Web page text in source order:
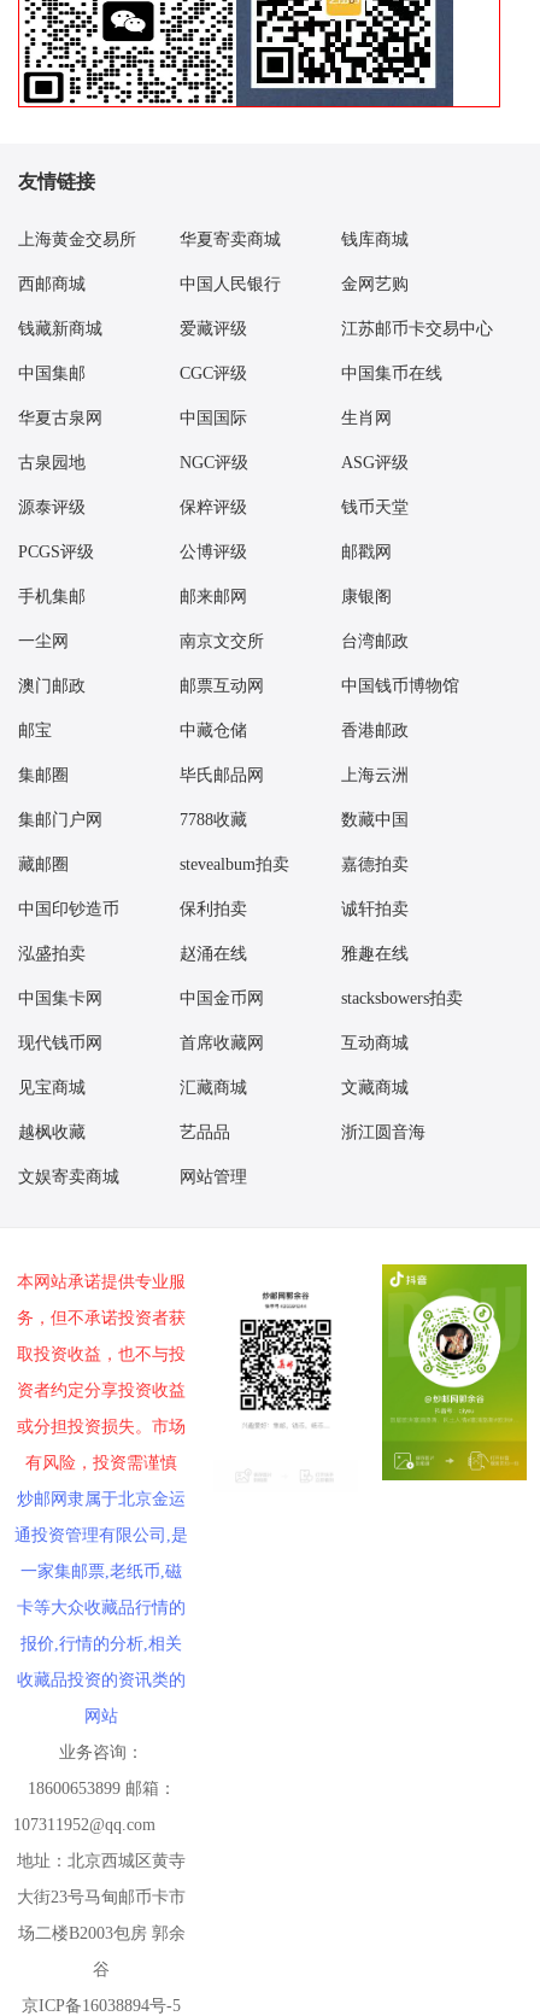
13：07 封神演义二小型张好品40.00元成交100张
13：07 1980年贰圆 绿钻王（互动金标）46.00元成交5
13：09 1980年贰角 金丝背绿（互动金标）1000.00元成交1
13：11 封神演义二小型张好品40.00元成交100张
13：17 大龙小型张（中邮评级黑标）好品550.00元成交1套
13：19 1980年贰角 中银宝点 （互动金标）757.99元成交1
13：23 1972年伍角 五福临门（互动金标）546.00元成交2
13：28 1980年贰角 中银宝点 （互动金标）768.00元成交1
13：35 封神演义二小型张好品38.00元成交40张
13：38 封神演义二小型张39.40元成交5
13：38 莫干山小版好品9.00元成交9版
13：42 中国梦三小全张（互动金标）好品7550.00元成交3刀
13：49 2024年份票（张票个性）好品170.00元成交8套
14：00 2024年总公司预定册好品188.00元成交2套
14：00 1962年壹角 红宝石（互动金标）1228.00元成交1
14：02 四轮猴小本票好品6.85元成交100本
14：04 1962年壹角 渡背水印（互动金标）255.00元成交2
14：04 1980年贰角 金丝背绿（互动金标）1000.00元成交1
14：09 1980年贰角 金丝背绿（互动金标）1000.00元成交3
14：11 1965年拾圆 牡丹红（互动金标）1002.20元成交1
14：11 1953年伍角深墨版深水坝（互动金标）996.00元成交1
14：12 1962年贰角 至尊祥云（互动金标）250.20元成交2
14：14 1962年大桥贰角 长江孤影（互动金标）1064.00元成交1
14：14 1972年伍角 钛白星辉（互动金标）612.00元成交1
14：14 杨家埠小全张原封1.80元成交100张
14：14 1972年伍角 钛白星辉（互动金标）615.00元成交1
14：15 1962年壹角下乡玄玉丹青（互动金标）569.00元成交1
14：15 洛阳世界邮展套票好品1.10元成交145套
14：15 1962年壹角下乡玄玉丹青（互动金标）570.00元成交3
14：17 1972年伍角 五福临门（互动金标）478.00元成交1
14：20 1962年壹角下乡 满堂红（互动金标）4240.00元成交1
14：39 捣练图小型张好品4.60元成交523张
14：40 封神演义二小型张好品39.80元成交200张
14：40 封神演义二小型张好品39.50元成交100张
14：41 封神演义二小型张好品39.90元成交100张
14：41 封神演义二小型张好品39.80元成交100张
14：44 2025年总公司预定册好品88.00元成交40本
14：46 1962年壹角下乡 满堂红（互动金标）4230.00元成交1
14：47 1962年壹角 红宝石（互动金标）1320.00元成交1
14：47 1980年贰角 金丝背绿（互动金标）1000.00元成交1
友情链接
上海黄金交易所 华夏寄卖商城 钱库商城
西邮商城 中国人民银行 金网艺购
钱藏新商城 爱藏评级 江苏邮币卡交易中心
中国集邮 CGC评级 中国集币在线
华夏古泉网 中国国际 生肖网
古泉园地 NGC评级 ASG评级
源泰评级 保粹评级 钱币天堂
PCGS评级 公博评级 邮戳网
手机集邮 邮来邮网 康银阁
一尘网 南京文交所 台湾邮政
澳门邮政 邮票互动网 中国钱币博物馆
邮宝 中藏仓储 香港邮政
集邮圈 毕氏邮品网 上海云洲
集邮门户网 7788收藏 数藏中国
藏邮圈 stevealbum拍卖 嘉德拍卖
中国印钞造币 保利拍卖 诚轩拍卖
泓盛拍卖 赵涌在线 雅趣在线
中国集卡网 中国金币网 stacksbowers拍卖
现代钱币网 首席收藏网 互动商城
见宝商城 汇藏商城 文藏商城
越枫收藏 艺品品 浙江圆音海
文娱寄卖商城 网站管理
本网站承诺提供专业服
务，但不承诺投资者获
取投资收益，也不与投
资者约定分享投资收益
或分担投资损失。市场
有风险，投资需谨慎
炒邮网隶属于北京金运
通投资管理有限公司,是
一家集邮票,老纸币,磁
卡等大众收藏品行情的
报价,行情的分析,相关
收藏品投资的资讯类的
网站
业务咨询：
18600653899 邮箱：
107311952@qq.com
地址：北京西城区黄寺
大街23号马甸邮币卡市
场二楼B2003包房 郭余
谷
京ICP备16038894号-5